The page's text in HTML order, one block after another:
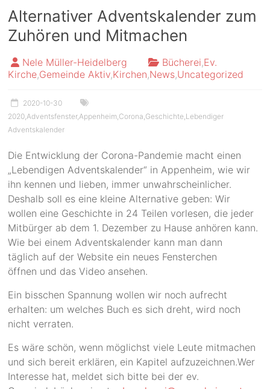
Alternativer Adventskalender zum
Zuhören und Mitmachen
Nele Müller-Heidelberg Bücherei,Ev.
Kirche,Gemeinde Aktiv,Kirchen,News,Uncategorized
2020-10-30
2020,Adventsfenster,Appenheim,Corona,Geschichte,Lebendiger
Adventskalender
Die Entwicklung der Corona-Pandemie macht einen
„Lebendigen Adventskalender“ in Appenheim, wie wir
ihn kennen und lieben, immer unwahrscheinlicher.
Deshalb soll es eine kleine Alternative geben: Wir
wollen eine Geschichte in 24 Teilen vorlesen, die jeder
Mitbürger ab dem 1. Dezember zu Hause anhören kann.
Wie bei einem Adventskalender kann man dann
täglich auf der Website ein neues Fensterchen
öffnen und das Video ansehen.
Ein bisschen Spannung wollen wir noch aufrecht
erhalten: um welches Buch es sich dreht, wird noch
nicht verraten.
Es wäre schön, wenn möglichst viele Leute mitmachen
und sich bereit erklären, ein Kapitel aufzuzeichnen.Wer
Interesse hat, meldet sich bitte bei der ev.